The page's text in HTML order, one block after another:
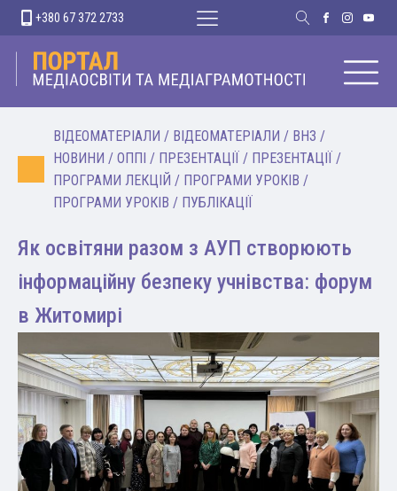
+380 67 372 2733
ВІДЕОМАТЕРІАЛИ / ВІДЕОМАТЕРІАЛИ / ВНЗ /
НОВИНИ / ОППІ / ПРЕЗЕНТАЦІЇ / ПРЕЗЕНТАЦІЇ /
ПРОГРАМИ ЛЕКЦІЙ / ПРОГРАМИ УРОКІВ /
ПРОГРАМИ УРОКІВ / ПУБЛІКАЦІЇ
Як освітяни разом з АУП створюють
інформаційну безпеку учнівства: форум
в Житомирі